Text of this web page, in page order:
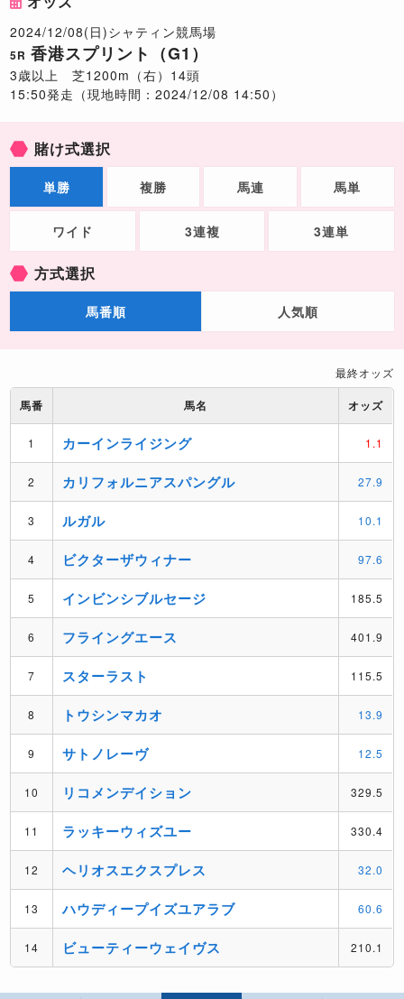
2024/12/08(日)シャティン競馬場
5R 香港スプリント（G1）
3歳以上 芝1200m（右）14頭
15:50発走（現地時間：2024/12/08 14:50）
賭け式選択
単勝 複勝 馬連 馬単
ワイド 3連複 3連単
方式選択
馬番順 人気順